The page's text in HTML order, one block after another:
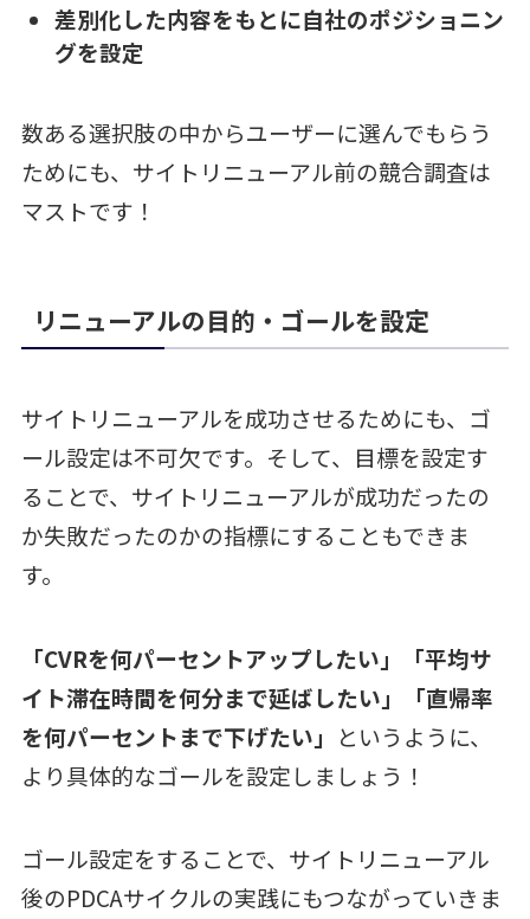
差別化した内容をもとに自社のポジショニン
グを設定
数ある選択肢の中からユーザーに選んでもらう
ためにも、サイトリニューアル前の競合調査は
マストです！
リニューアルの目的・ゴールを設定
サイトリニューアルを成功させるためにも、ゴ
ール設定は不可欠です。そして、目標を設定す
ることで、サイトリニューアルが成功だったの
か失敗だったのかの指標にすることもできま
す。
「CVRを何パーセントアップしたい」「平均サ
イト滞在時間を何分まで延ばしたい」「直帰率
を何パーセントまで下げたい」 というように、
より具体的なゴールを設定しましょう！
ゴール設定をすることで、サイトリニューアル
後のPDCAサイクルの実践にもつながっていきま